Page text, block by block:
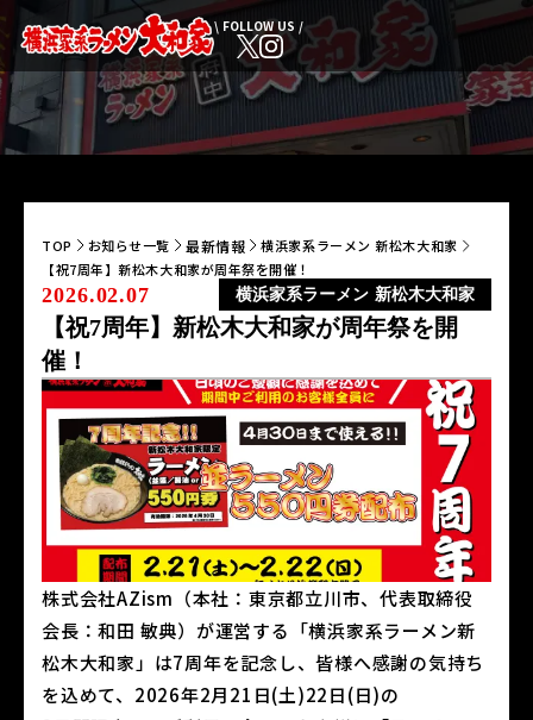
\ FOLLOW US /
TOP お知らせ一覧 最新情報
横浜家系ラーメン 新松木大和家
【祝7周年】新松木大和家が周年祭を開催！
2026.02.07 横浜家系ラーメン 新松木大和家
【祝7周年】新松木大和家が周年祭を開
催！
株式会社AZism（本社：東京都立川市、代表取締役
会長：和田 敏典）が運営する「横浜家系ラーメン新
松木大和家」は7周年を記念し、皆様へ感謝の気持ち
を込めて、2026年2月21日(土)22日(日)の